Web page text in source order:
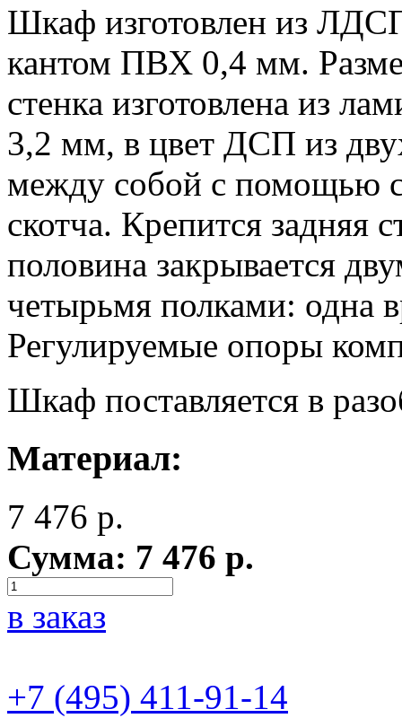
Шкаф изготовлен из
кантом ПВХ 0,4 мм.
стенка изготовлена из
3,2 мм, в цвет ДСП из
между собой с помощью
скотча. Крепится задняя
половина закрывается
четырьмя полками: одна
Регулируемые опоры
Шкаф поставляется в
Материал:
7 476 р.
Сумма: 7 476 р.
в заказ
+7 (495) 411-91-14